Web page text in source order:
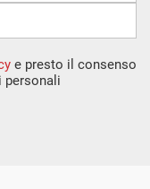
e presto il consenso
personali